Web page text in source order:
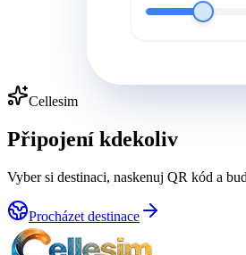
Cellesim
Připojení kdekoliv
Vyber si destinaci, naskenuj QR kód a
Procházet destinace